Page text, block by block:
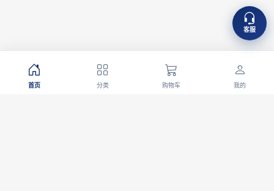
客服
首页 分类 购物车 我的